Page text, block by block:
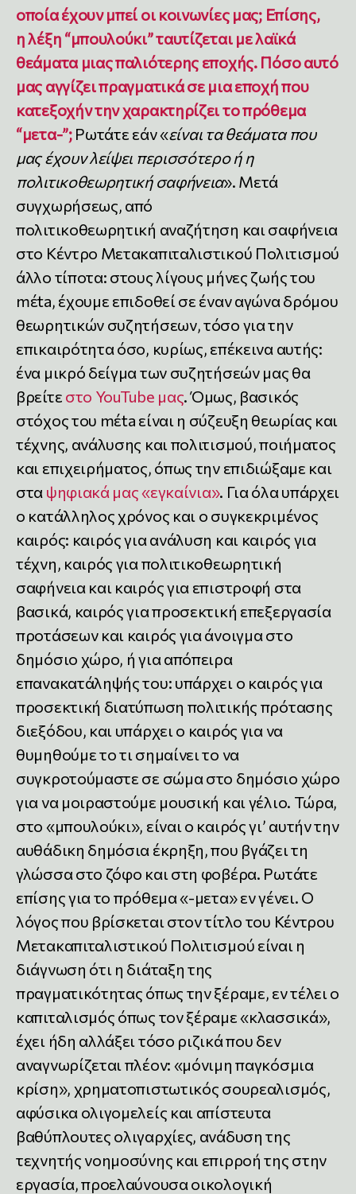
οποία έχουν μπεί οι κοινωνίες μας; Επίσης,
η λέξη “μπουλούκι” ταυτίζεται με λαϊκά
θεάματα μιας παλιότερης εποχής. Πόσο αυτό
μας αγγίζει πραγματικά σε μια εποχή που
κατεξοχήν την χαρακτηρίζει το πρόθεμα
“μετα-”; Ρωτάτε εάν «είναι τα θεάματα που
μας έχουν λείψει περισσότερο ή η
πολιτικοθεωρητική σαφήνεια». Μετά
συγχωρήσεως, από
πολιτικοθεωρητική αναζήτηση και σαφήνεια
στο Κέντρο Μετακαπιταλιστικού Πολιτισμού
άλλο τίποτα: στους λίγους μήνες ζωής του
mέta, έχουμε επιδοθεί σε έναν αγώνα δρόμου
θεωρητικών συζητήσεων, τόσο για την
επικαιρότητα όσο, κυρίως, επέκεινα αυτής:
ένα μικρό δείγμα των συζητήσεών μας θα
βρείτε στο YouTube μας. Όμως, βασικός
στόχος του mέta είναι η σύζευξη θεωρίας και
τέχνης, ανάλυσης και πολιτισμού, ποιήματος
και επιχειρήματος, όπως την επιδιώξαμε και
στα ψηφιακά μας «εγκαίνια». Για όλα υπάρχει
ο κατάλληλος χρόνος και ο συγκεκριμένος
καιρός: καιρός για ανάλυση και καιρός για
τέχνη, καιρός για πολιτικοθεωρητική
σαφήνεια και καιρός για επιστροφή στα
βασικά, καιρός για προσεκτική επεξεργασία
προτάσεων και καιρός για άνοιγμα στο
δημόσιο χώρο, ή για απόπειρα
επανακατάληψής του: υπάρχει ο καιρός για
προσεκτική διατύπωση πολιτικής πρότασης
διεξόδου, και υπάρχει ο καιρός για να
θυμηθούμε το τι σημαίνει το να
συγκροτούμαστε σε σώμα στο δημόσιο χώρο
για να μοιραστούμε μουσική και γέλιο. Τώρα,
στο «μπουλούκι», είναι ο καιρός γι’ αυτήν την
αυθάδικη δημόσια έκρηξη, που βγάζει τη
γλώσσα στο ζόφο και στη φοβέρα. Ρωτάτε
επίσης για το πρόθεμα «-μετα» εν γένει. Ο
λόγος που βρίσκεται στον τίτλο του Κέντρου
Μετακαπιταλιστικού Πολιτισμού είναι η
διάγνωση ότι η διάταξη της
πραγματικότητας όπως την ξέραμε, εν τέλει ο
καπιταλισμός όπως τον ξέραμε «κλασσικά»,
έχει ήδη αλλάξει τόσο ριζικά που δεν
αναγνωρίζεται πλέον: «μόνιμη παγκόσμια
κρίση», χρηματοπιστωτικός σουρεαλισμός,
αφύσικα ολιγομελείς και απίστευτα
βαθύπλουτες ολιγαρχίες, ανάδυση της
τεχνητής νοημοσύνης και επιρροή της στην
εργασία, προελαύνουσα οικολογική